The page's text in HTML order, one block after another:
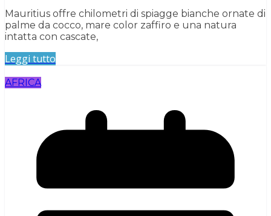
Mauritius offre chilometri di spiagge bianche ornate di
palme da cocco, mare color zaffiro e una natura
intatta con cascate,
Leggi tutto
AFRICA